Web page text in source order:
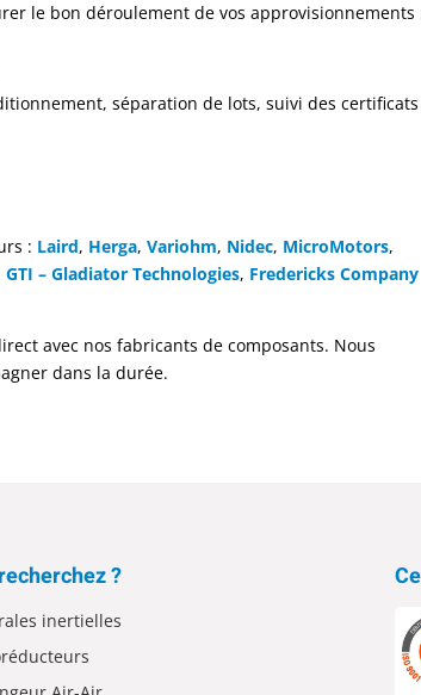
le bon déroulement de vos approvisionnements
séparation de lots, suivi des
: Laird, Herga,Variohm, Nidec, MicroMotors,
GTI – Gladiator Technologies, Fredericks Company
avec nos fabricants de composants. Nous
dans la durée.
?
inertielles